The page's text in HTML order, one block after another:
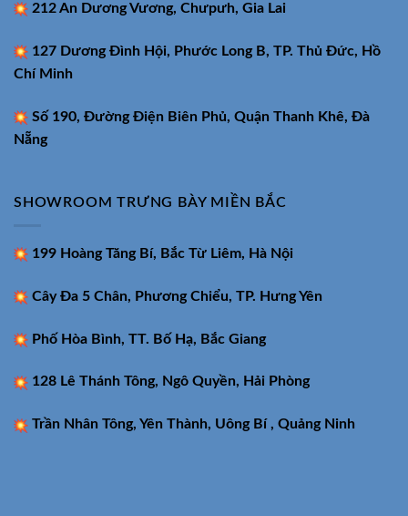
212 An Dương Vương, Chưpưh, Gia Lai
127 Dương Đình Hội, Phước Long B, TP. Thủ Đức, Hồ
Chí Minh
Số 190, Đường Điện Biên Phủ, Quận Thanh Khê, Đà
Nẵng
SHOWROOM TRƯNG BÀY MIỀN BẮC
199 Hoàng Tăng Bí, Bắc Từ Liêm, Hà Nội
Cây Đa 5 Chân, Phương Chiểu, TP. Hưng Yên
Phố Hòa Bình, TT. Bố Hạ, Bắc Giang
128 Lê Thánh Tông, Ngô Quyền, Hải Phòng
Trần Nhân Tông, Yên Thành, Uông Bí , Quảng Ninh